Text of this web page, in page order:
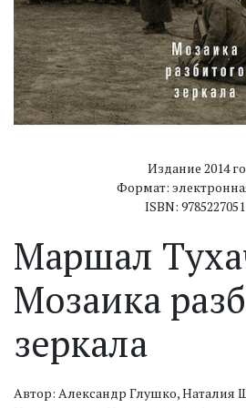
Издание 2014
Формат:
ISBN:
Маршал
Мозаика
зеркала
Автор: Александр Глушко, Наталия